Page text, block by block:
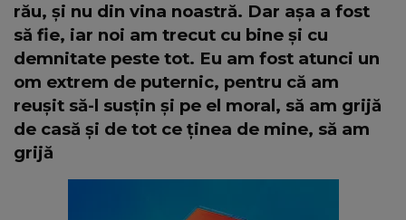
rău, și nu din vina noastră. Dar așa a fost
să fie, iar noi am trecut cu bine și cu
demnitate peste tot. Eu am fost atunci un
om extrem de puternic, pentru că am
reușit să-l susțin și pe el moral, să am grijă
de casă și de tot ce ținea de mine, să am
grijă